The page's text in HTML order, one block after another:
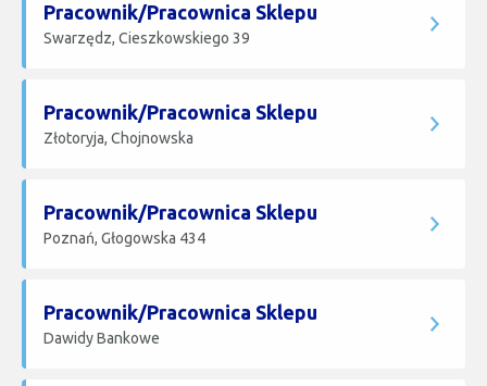
Pracownik/Pracownica Sklepu
Swarzędz, Cieszkowskiego 39
Pracownik/Pracownica Sklepu
Złotoryja, Chojnowska
Pracownik/Pracownica Sklepu
Poznań, Głogowska 434
Pracownik/Pracownica Sklepu
Dawidy Bankowe